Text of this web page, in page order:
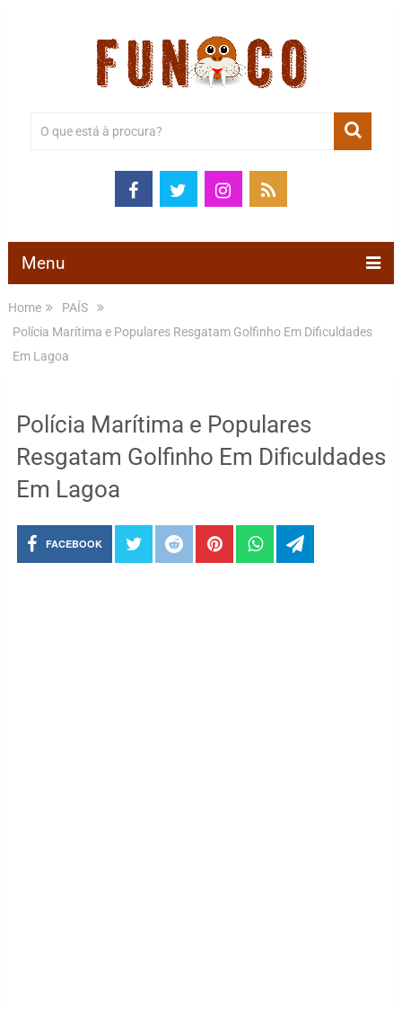
Menu
Home
PAÍS
Polícia Marítima e Populares Resgatam Golfinho Em Dificuldades
Em Lagoa
Polícia Marítima e Populares
Resgatam Golfinho Em Dificuldades
Em Lagoa
FACEBOOK